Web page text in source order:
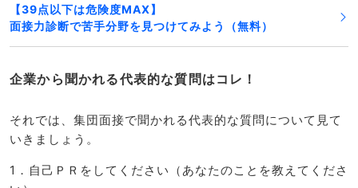
【39点以下は危険度MAX】
面接力診断で苦手分野を見つけてみよう（無料）
企業から聞かれる代表的な質問はコレ！
それでは、集団面接で聞かれる代表的な質問について見て
いきましょう。
1．自己ＰＲをしてください（あなたのことを教えてくださ